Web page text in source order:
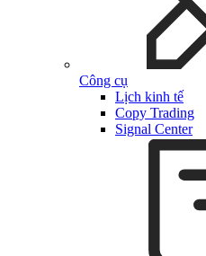
Công cụ
Lịch kinh tế
Copy Trading
Signal Center